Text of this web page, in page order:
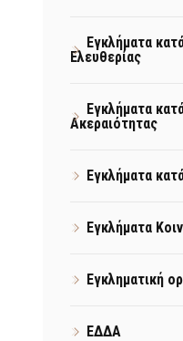
Εγκλήματα
Ελευθερίας
Εγκλήματα
Ακεραιότητας
Εγκλήματα
Εγκλήματα
Εγκληματική
ΕΔΔΑ